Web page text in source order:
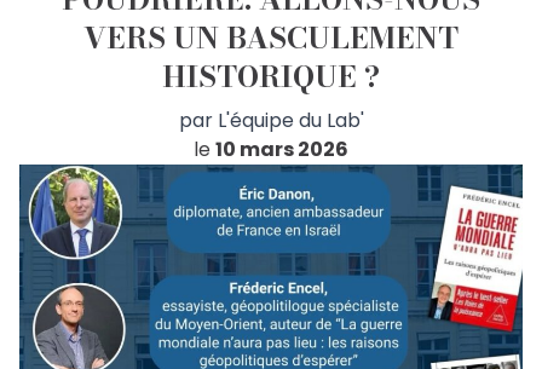
ouvrage, Civilisation française (Éditions Albin Michel),
offrant un moment privilégié pour dialoguer avec
l’auteur et permettant d’approfondir les
thématiques abordées dans son livre. Quand ? Jeudi
15 janvier, de 17h00 à 18h30. Où ? Librairie Decitre, 29
place Bellecour, 69002 LYON.
https://twitter.com/labrepublique/status/
s=46
VERS UN BASCULEMENT
HISTORIQUE ?
par L'équipe du Lab'
le10 mars 2026